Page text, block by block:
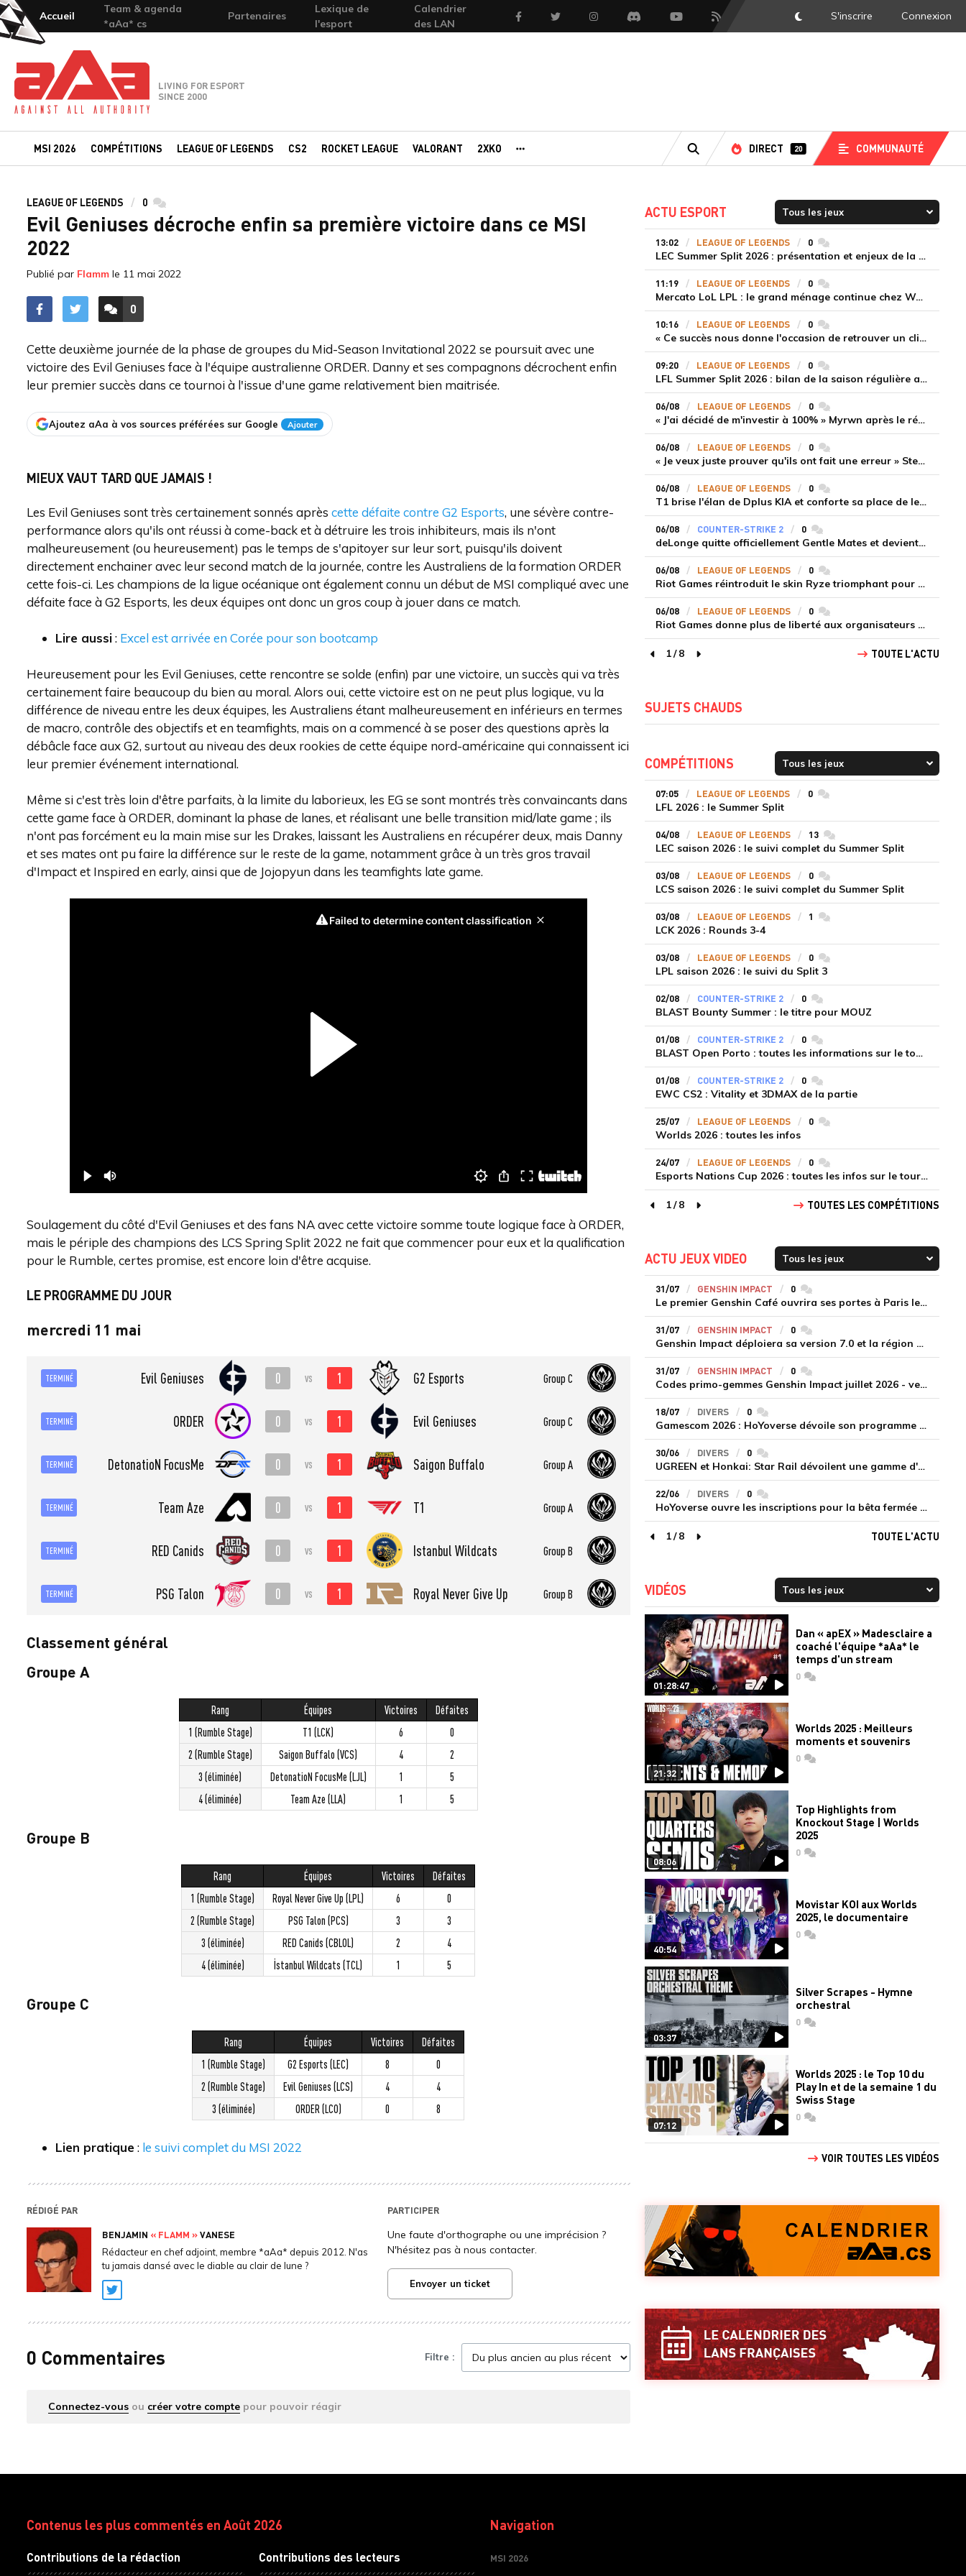
Accueil
Team & agenda
*aAa* cs
Partenaires
Lexique de
l'esport
Calendrier
des LAN
FacebookTwitter InstagramDiscord YoutubeFlux RSS DarkMode
S'inscrire Connexion
Team-aAa - against All authority
LIVING FOR ESPORT
SINCE 2000
MSI 2026 COMPÉTITIONS LEAGUE OF LEGENDS CS2 ROCKET LEAGUE VALORANT 2XKO
RECHERCHE
DIRECT 20 COMMUNAUTÉ
LEAGUE OF LEGENDS 0 commentaires
Evil Geniuses décroche enfin sa première victoire dans ce MSI
2022
Publié par Flamm le 11 mai 2022
ACCÉDER AUX
0
COMMENTAIRES
Cette deuxième journée de la phase de groupes du Mid-Season Invitational 2022 se poursuit avec une
victoire des Evil Geniuses face à l'équipe australienne ORDER. Danny et ses compagnons décrochent enfin
leur premier succès dans ce tournoi à l'issue d'une game relativement bien maitrisée.
Ajoutez aAa à vos sources préférées sur Google Ajouter
MIEUX VAUT TARD QUE JAMAIS !
Les Evil Geniuses sont très certainement sonnés après cette défaite contre G2 Esports, une sévère contre-
performance alors qu'ils ont réussi à come-back et à détruire les trois inhibiteurs, mais ils n'ont
malheureusement (ou heureusement) pas le temps de s'apitoyer sur leur sort, puisqu'ils doivent
directement enchainer avec leur second match de la journée, contre les Australiens de la formation ORDER
cette fois-ci. Les champions de la ligue océanique ont également connu un début de MSI compliqué avec une
défaite face à G2 Esports, les deux équipes ont donc un gros coup à jouer dans ce match.
Lire aussi: Excel est arrivée en Corée pour son bootcamp
Heureusement pour les Evil Geniuses, cette rencontre se solde (enfin) par une victoire, un succès qui va très
certainement faire beaucoup du bien au moral. Alors oui, cette victoire est on ne peut plus logique, vu la
différence de niveau entre les deux équipes, les Australiens étant malheureusement en inférieurs en termes
de macro, contrôle des objectifs et en teamfights, mais on a commencé à se poser des questions après la
débâcle face aux G2, surtout au niveau des deux rookies de cette équipe nord-américaine qui connaissent ici
leur premier événement international.
Même si c'est très loin d'être parfaits, à la limite du laborieux, les EG se sont montrés très convaincants dans
cette game face à ORDER, dominant la phase de lanes, et réalisant une belle transition mid/late game ; ils
n'ont pas forcément eu la main mise sur les Drakes, laissant les Australiens en récupérer deux, mais Danny
et ses mates ont pu faire la différence sur le reste de la game, notamment grâce à un très gros travail
d'Impact et Inspired en early, ainsi que de Jojopyun dans les teamfights late game.
Soulagement du côté d'Evil Geniuses et des fans NA avec cette victoire somme toute logique face à ORDER,
mais le périple des champions des LCS Spring Split 2022 ne fait que commencer pour eux et la qualification
pour le Rumble, certes promise, est encore loin d'être acquise.
LE PROGRAMME DU JOUR
mercredi 11 mai
TERMINÉ Evil Geniuses 0 vs 1 G2 Esports Group C
TERMINÉ ORDER 0 vs 1 Evil Geniuses Group C
TERMINÉ DetonatioN FocusMe 0 vs 1 Saigon Buffalo Group A
TERMINÉ Team Aze 0 vs 1 T1 Group A
TERMINÉ RED Canids 0 vs 1 Istanbul Wildcats Group B
TERMINÉ PSG Talon 0 vs 1 Royal Never Give Up Group B
Classement général
Groupe A
Rang Équipes Victoires
Défaites
1 (Rumble Stage)
T1 (LCK) 6
0
2 (Rumble Stage)
Saigon Buffalo (VCS) 4
2
3 (éliminée)
DetonatioN FocusMe (LJL) 1
5
4 (éliminée)
Team Aze (LLA) 1 5
Groupe B
Rang Équipes Victoires
Défaites
1 (Rumble Stage)
Royal Never Give Up (LPL) 6
0
2 (Rumble Stage)
PSG Talon (PCS) 3
3
3 (éliminée)
RED Canids (CBLOL) 2
4
4 (éliminée)
İstanbul Wildcats (TCL) 1 5
Groupe C
Rang Équipes Victoires
Défaites
1 (Rumble Stage)
G2 Esports (LEC) 8
0
2 (Rumble Stage)
Evil Geniuses (LCS) 4
4
3 (éliminée)
ORDER (LCO) 0 8
Lien pratique: le suivi complet du MSI 2022
RÉDIGÉ PAR
BENJAMIN « FLAMM »VANESE
Rédacteur en chef adjoint, membre *aAa* depuis 2012. N'as
tu jamais dansé avec le diable au clair de lune ?
Twitter
PARTICIPER
Une faute d'orthographe ou une imprécision ?
N'hésitez pas à nous contacter.
Envoyer un ticket
0 Commentaires Filtre :
Connectez-vous ou créer votre compte pour pouvoir réagir
ACTU ESPORT
13:02 LEAGUE OF LEGENDS 0commentaires
LEC Summer Split 2026 : présentation et enjeux de la troisième semaine de compétition
11:19 LEAGUE OF LEGENDS 0commentaires
Mercato LoL LPL : le grand ménage continue chez Weibo Gaming, Jiejie quitte le navire au profit de Xiaohao
10:16 LEAGUE OF LEGENDS 0commentaires
« Ce succès nous donne l'occasion de retrouver un climat beaucoup plus positif » Ryu et Canyon soulagés après la victoire de Gen.G sur HLE
09:20 LEAGUE OF LEGENDS 0commentaires
LFL Summer Split 2026 : bilan de la saison régulière avec Solary en tête
06/08 LEAGUE OF LEGENDS 0commentaires
« J'ai décidé de m'investir à 100% » Myrwn après le réveil de Movistar KOI face à Fnatic
06/08 LEAGUE OF LEGENDS 0commentaires
« Je veux juste prouver qu'ils ont fait une erreur » Stend se confie sur son mercato chaotique et ses ambitions avec Shifters
06/08 LEAGUE OF LEGENDS 0commentaires
T1 brise l'élan de Dplus KIA et conforte sa place de leader en LCK 2026 Rounds 3-4
06/08 COUNTER-STRIKE 2 0commentaires
deLonge quitte officiellement Gentle Mates et devient agent libre
06/08 LEAGUE OF LEGENDS 0commentaires
Riot Games réintroduit le skin Ryze triomphant pour récompenser la scène amateur
06/08 LEAGUE OF LEGENDS 0commentaires
Riot Games donne plus de liberté aux organisateurs de tournois locaux sur League of Legends
page précédente
1/8
page suivante
TOUTE L'ACTU
SUJETS CHAUDS
COMPÉTITIONS
07:05 LEAGUE OF LEGENDS 0commentaires
LFL 2026 : le Summer Split
04/08 LEAGUE OF LEGENDS 13commentaires
LEC saison 2026 : le suivi complet du Summer Split
03/08 LEAGUE OF LEGENDS 0commentaires
LCS saison 2026 : le suivi complet du Summer Split
03/08 LEAGUE OF LEGENDS 1 commentaires
LCK 2026 : Rounds 3-4
03/08 LEAGUE OF LEGENDS 0commentaires
LPL saison 2026 : le suivi du Split 3
02/08 COUNTER-STRIKE 2 0commentaires
BLAST Bounty Summer : le titre pour MOUZ
01/08 COUNTER-STRIKE 2 0commentaires
BLAST Open Porto : toutes les informations sur le tournoi
01/08 COUNTER-STRIKE 2 0commentaires
EWC CS2 : Vitality et 3DMAX de la partie
25/07 LEAGUE OF LEGENDS 0commentaires
Worlds 2026 : toutes les infos
24/07 LEAGUE OF LEGENDS 0commentaires
Esports Nations Cup 2026 : toutes les infos sur le tournoi
page précédente
1/8
page suivante
TOUTES LES COMPÉTITIONS
ACTU JEUX VIDEO
31/07 GENSHIN IMPACT 0commentaires
Le premier Genshin Café ouvrira ses portes à Paris le 14 août
31/07 GENSHIN IMPACT 0commentaires
Genshin Impact déploiera sa version 7.0 et la région de Snezhnaya le 12 août
31/07 GENSHIN IMPACT 0commentaires
Codes primo-gemmes Genshin Impact juillet 2026 - version 7.0
18/07 DIVERS 0commentaires
Gamescom 2026 : HoYoverse dévoile son programme et présente deux nouveaux jeux inédits
30/06 DIVERS 0commentaires
UGREEN et Honkai: Star Rail dévoilent une gamme d'accessoires de recharge en édition limitée
22/06 DIVERS 0commentaires
HoYoverse ouvre les inscriptions pour la bêta fermée de Honkai : Nexus Anima
page précédente
1/8
page suivante
TOUTE L'ACTU
VIDÉOS
01:28:47
Dan « apEX » Madesclaire a
coaché l'équipe *aAa* le
temps d'un stream
0commentaires
21:32
Worlds 2025 : Meilleurs
moments et souvenirs
0commentaires
08:06
Top Highlights from
Knockout Stage | Worlds
2025
0commentaires
40:54
Movistar KOI aux Worlds
2025, le documentaire
0commentaires
03:37
Silver Scrapes - Hymne
orchestral
0commentaires
07:12
Worlds 2025 : le Top 10 du
Play In et de la semaine 1 du
Swiss Stage
0commentaires
VOIR TOUTES LES VIDÉOS
Contenus les plus commentés en Août 2026
Contributions de la rédaction Contributions des lecteurs
Navigation
MSI 2026